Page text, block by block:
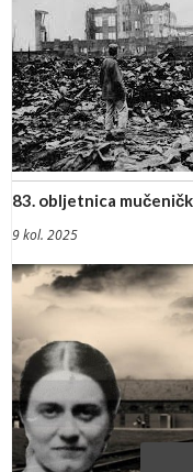
83. obljetnica
9 kol. 2025